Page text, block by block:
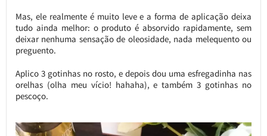
Mas, ele realmente é muito leve e a forma de aplicação deixa
tudo ainda melhor: o produto é absorvido rapidamente, sem
deixar nenhuma sensação de oleosidade, nada melequento ou
preguento.
Aplico 3 gotinhas no rosto, e depois dou uma esfregadinha nas
orelhas (olha meu vício! hahaha), e também 3 gotinhas no
pescoço.